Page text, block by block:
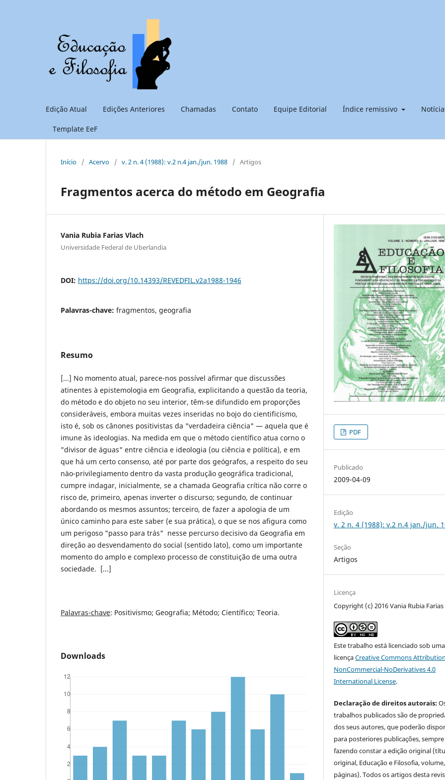
Edição Atual Edições Anteriores Chamadas Contato Equipe Editorial Índice remissivo
Template EeF
Início / Acervo / v. 2 n. 4 (1988): v.2 n.4 jan./jun. 1988 / Artigos
Fragmentos acerca do método em Geografia
Vania Rubia Farias Vlach
Universidade Federal de Uberlandia
DOI: https://doi.org/10.14393/REVEDFIL.v2a1988-1946
Palavras-chave: fragmentos, geografia
Resumo
[...] No momento atual, parece-nos possível afirmar que discussões
atinentes à epistemologia em Geografia, explicitando a questão da teoria,
do método e do objeto no seu interior, têm-se difundido em proporções
consideráveis, embora muitas vezes inseridas no bojo do cientificismo,
isto é, sob os cânones positivistas da "verdadeira ciência" — aquela que é
imune às ideologias. Na medida em que o método científico atua corno o
"divisor de águas" entre ciência e ideologia (ou ciência e política), e em
que há um certo consenso, até por parte dos geógrafos, a respeito do seu
näo-privilegiamento dentro da vasta produção geográfica tradicional,
cumpre indagar, inicialmente, se a chamada Geografia crítica não corre o
risco de, primeiro, apenas inverter o discurso; segundo, de continuar
abordando os mesmos assuntos; terceiro, de fazer a apologia de um
único caminho para este saber (e sua prática), o que se nos afigura como
um perigoso "passo para trás" nesse percurso decisivo da Geografia em
direção ao desvendamento do social (sentido lato), como um importante
momento do amplo e complexo processo de constituição de uma outra
sociedade. [...]
Palavras-chave: Positivismo; Geografia; Método; Científico; Teoria.
Downloads
PDF
Publicado
2009-04-09
Edição
v. 2 n. 4 (1988): v.2 n.4 jan./jun.
Seção
Artigos
Licença
Copyright (c) 2016 Vania Rubia Farias
Este trabalho está licenciado sob uma
licençaCreative Commons
NonCommercial-NoDerivatives 4.0
International License.
Declaração de direitos autorais:
trabalhos publicados são de
dos seus autores, que poderão
para posteriores publicações, sempre
fazendo constar a edição original
original, Educação e Filosofia,
páginas). Todos os artigos desta